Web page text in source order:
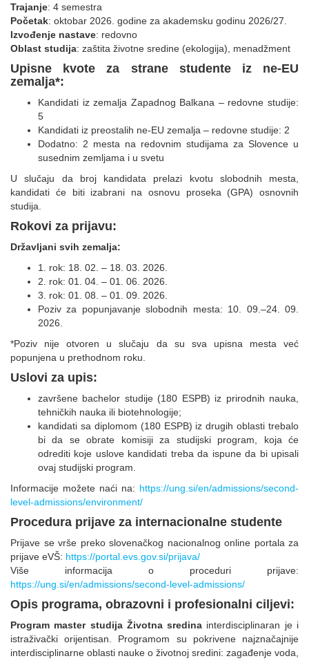
Trajanje: 4 semestra
Početak: oktobar 2026. godine za akademsku godinu 2026/27.
Izvođenje nastave: redovno
Oblast studija: zaštita životne sredine (ekologija), menadžment
Upisne kvote za strane studente iz ne-EU
zemalja*:
Kandidati iz zemalja Zapadnog Balkana – redovne studije:
5
Kandidati iz preostalih ne-EU zemalja – redovne studije: 2
Dodatno: 2 mesta na redovnim studijama za Slovence u
susednim zemljama i u svetu
U slučaju da broj kandidata prelazi kvotu slobodnih mesta,
kandidati će biti izabrani na osnovu proseka (GPA) osnovnih
studija.
Rokovi za prijavu:
Državljani svih zemalja:
1. rok: 18. 02. – 18. 03. 2026.
2. rok: 01. 04. – 01. 06. 2026.
3. rok: 01. 08. – 01. 09. 2026.
Poziv za popunjavanje slobodnih mesta: 10. 09.–24. 09.
2026.
*Poziv nije otvoren u slučaju da su sva upisna mesta već
popunjena u prethodnom roku.
Uslovi za upis:
završene bachelor studije (180 ESPB) iz prirodnih nauka,
tehničkih nauka ili biotehnologije;
kandidati sa diplomom (180 ESPB) iz drugih oblasti trebalo
bi da se obrate komisiji za studijski program, koja će
odrediti koje uslove kandidati treba da ispune da bi upisali
ovaj studijski program.
Informacije možete naći na: https://ung.si/en/admissions/second-
level-admissions/environment/
Procedura prijave za internacionalne studente
Prijave se vrše preko slovenačkog nacionalnog online portala za
prijave eVŠ: https://portal.evs.gov.si/prijava/
Više informacija o proceduri prijave:
https://ung.si/en/admissions/second-level-admissions/
Opis programa, obrazovni i profesionalni ciljevi:
Program master studija Životna sredina interdisciplinaran je i
istraživački orijentisan. Programom su pokrivene najznačajnije
interdisciplinarne oblasti nauke o životnoj sredini: zagađenje voda,